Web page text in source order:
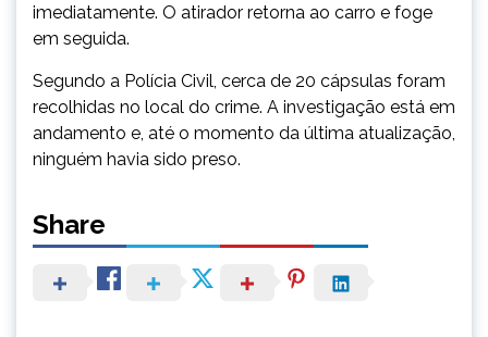
imediatamente. O atirador retorna ao carro e foge
em seguida.
Segundo a Polícia Civil, cerca de 20 cápsulas foram
recolhidas no local do crime. A investigação está em
andamento e, até o momento da última atualização,
ninguém havia sido preso.
Share